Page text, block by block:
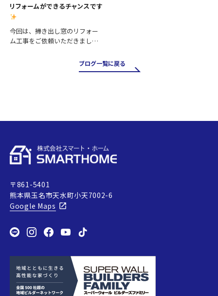
リフォームができるチャンスです
今回は、掃き出し窓のリフォー
ム工事をご依頼いただきまし
が良く、お庭やバルコニーへの
出入りにも便利ですが、その一
ブログ一覧に戻る
〒861-5401
熊本県玉名市天水町小天7002-6
Google Maps